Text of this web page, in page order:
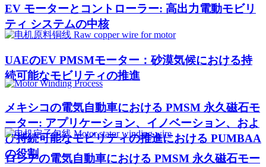
EV モーターとコントローラー: 高出力電動モビリ
ティ システムの中核
UAEのEV PMSMモーター：砂漠気候における持
続可能なモビリティの推進
メキシコの電気自動車における PMSM 永久磁石モ
ーター: アプリケーション、イノベーション、およ
び持続可能なモビリティの推進における PUMBAA
の役割
ロシアの電気自動車における PMSM 永久磁石モー